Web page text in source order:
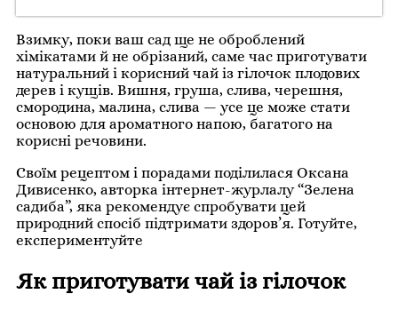
Взимку, поки ваш сад ще не оброблений
хімікатами й не обрізаний, саме час приготувати
натуральний і корисний чай із гілочок плодових
дерев і кущів. Вишня, груша, слива, черешня,
смородина, малина, слива — усе це може стати
основою для ароматного напою, багатого на
корисні речовини.
Своїм рецептом і порадами поділилася Оксана
Дивисенко, авторка інтернет-журлалу “Зелена
садиба”, яка рекомендує спробувати цей
природний спосіб підтримати здоров’я. Готуйте,
експериментуйте
Як приготувати чай із гілочок